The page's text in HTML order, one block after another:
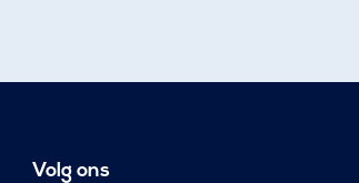
Volg ons